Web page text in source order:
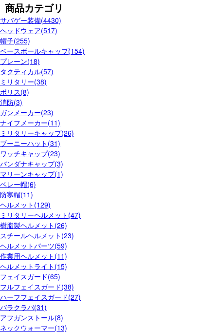
商品カテゴリ
サバゲー装備(4430)
ヘッドウェア(517)
帽子(255)
ベースボールキャップ(154)
プレーン(18)
タクティカル(57)
ミリタリー(38)
ポリス(8)
消防(3)
ガンメーカー(23)
ナイフメーカー(11)
ミリタリーキャップ(26)
ブーニーハット(31)
ワッチキャップ(23)
バンダナキャップ(3)
マリーンキャップ(1)
ベレー帽(6)
防寒帽(11)
ヘルメット(129)
ミリタリーヘルメット(47)
樹脂製ヘルメット(26)
スチールヘルメット(23)
ヘルメットパーツ(59)
作業用ヘルメット(11)
ヘルメットライト(15)
フェイスガード(65)
フルフェイスガード(38)
ハーフフェイスガード(27)
バラクラバ(31)
アフガンストール(8)
ネックウォーマー(13)